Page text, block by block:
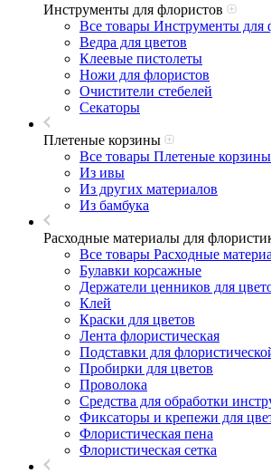
Инструменты для флористов
Все товары Инструменты для
Ведра для цветов
Клеевые пистолеты
Ножи для флористов
Очистители стебелей
Секаторы
Плетеные корзины
Все товары Плетеные корзины
Из ивы
Из других материалов
Из бамбука
Расходные материалы для
Все товары Расходные
Булавки корсажные
Держатели ценников для
Клей
Краски для цветов
Лента флористическая
Подставки для
Пробирки для цветов
Проволока
Средства для обработки
Фиксаторы и крепежи для
Флористическая пена
Флористическая сетка